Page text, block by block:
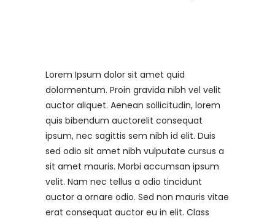
Lorem Ipsum dolor sit amet quid
dolormentum. Proin gravida nibh vel velit
auctor aliquet. Aenean sollicitudin, lorem
quis bibendum auctorelit consequat
ipsum, nec sagittis sem nibh id elit. Duis
sed odio sit amet nibh vulputate cursus a
sit amet mauris. Morbi accumsan ipsum
velit. Nam nec tellus a odio tincidunt
auctor a ornare odio. Sed non mauris vitae
erat consequat auctor eu in elit. Class